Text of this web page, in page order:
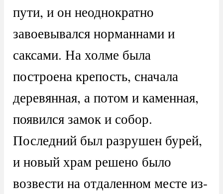
пути, и он неоднократно
завоевывался норманнами и
саксами. На холме была
построена крепость, сначала
деревянная, а потом и каменная,
появился замок и собор.
Последний был разрушен бурей,
и новый храм решено было
возвести на отдаленном месте из-